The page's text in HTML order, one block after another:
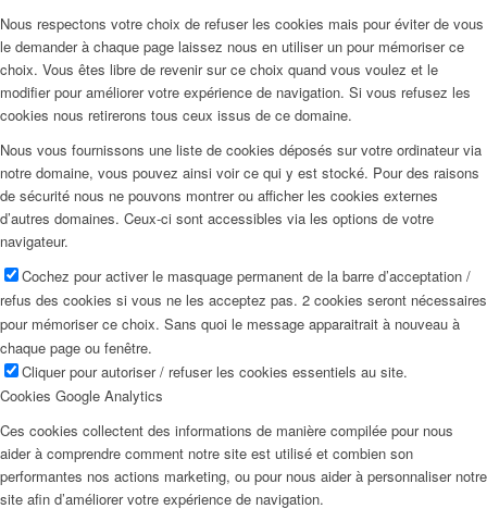
Nous respectons votre choix de refuser les cookies mais pour éviter de vous
le demander à chaque page laissez nous en utiliser un pour mémoriser ce
choix. Vous êtes libre de revenir sur ce choix quand vous voulez et le
modifier pour améliorer votre expérience de navigation. Si vous refusez les
cookies nous retirerons tous ceux issus de ce domaine.
Nous vous fournissons une liste de cookies déposés sur votre ordinateur via
notre domaine, vous pouvez ainsi voir ce qui y est stocké. Pour des raisons
de sécurité nous ne pouvons montrer ou afficher les cookies externes
d’autres domaines. Ceux-ci sont accessibles via les options de votre
navigateur.
Cochez pour activer le masquage permanent de la barre d’acceptation /
refus des cookies si vous ne les acceptez pas. 2 cookies seront nécessaires
pour mémoriser ce choix. Sans quoi le message apparaitrait à nouveau à
chaque page ou fenêtre.
Cliquer pour autoriser / refuser les cookies essentiels au site.
Cookies Google Analytics
Ces cookies collectent des informations de manière compilée pour nous
aider à comprendre comment notre site est utilisé et combien son
performantes nos actions marketing, ou pour nous aider à personnaliser notre
site afin d’améliorer votre expérience de navigation.